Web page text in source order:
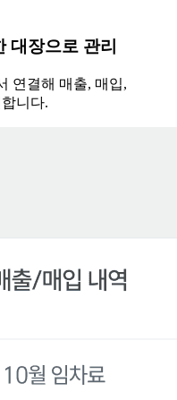
대장으로 관리
연결해 매출, 매입,
니다.